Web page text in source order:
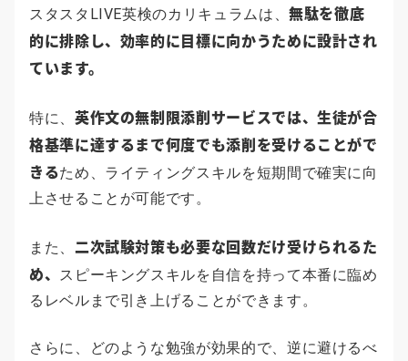
スタスタLIVE英検のカリキュラムは、無駄を徹底
的に排除し、効率的に目標に向かうために設計され
ています。
特に、 英作文の無制限添削サービスでは、生徒が合
格基準に達するまで何度でも添削を受けることがで
きるため、ライティングスキルを短期間で確実に向
上させることが可能です。
また、 二次試験対策も必要な回数だけ受けられるた
め、
スピーキングスキルを自信を持って本番に臨め
るレベルまで引き上げることができます。
さらに、どのような勉強が効果的で、逆に避けるべ